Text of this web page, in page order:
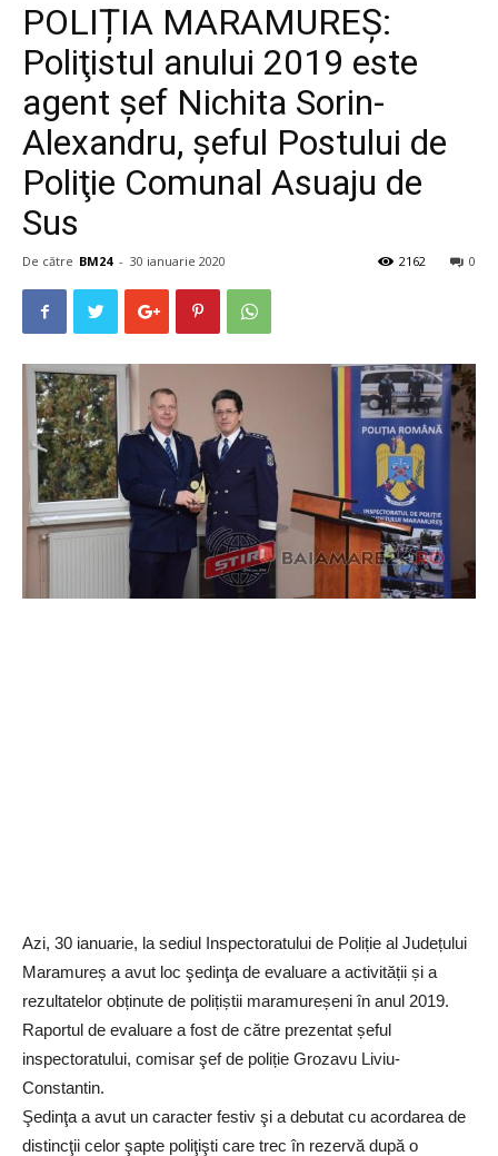
POLIȚIA MARAMUREȘ:
Poliţistul anului 2019 este
agent şef Nichita Sorin-
Alexandru, şeful Postului de
Poliţie Comunal Asuaju de
Sus
De către BM24 - 30 ianuarie 2020 0
2162
Azi, 30 ianuarie, la sediul Inspectoratului de Poliție al Județului
Maramureș a avut loc şedinţa de evaluare a activității și a
rezultatelor obținute de polițiștii maramureșeni în anul 2019.
Raportul de evaluare a fost de către prezentat șeful
inspectoratului, comisar şef de poliție Grozavu Liviu-
Constantin.
Şedinţa a avut un caracter festiv şi a debutat cu acordarea de
distincţii celor şapte poliţişti care trec în rezervă după o